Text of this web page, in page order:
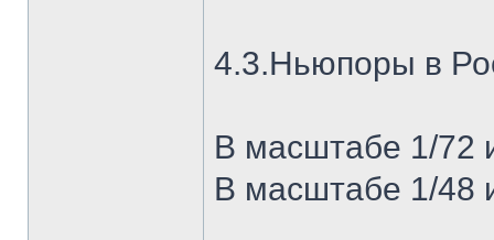
4.3.Ньюпоры в
В масштабе 1/72
В масштабе 1/48